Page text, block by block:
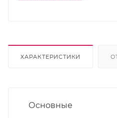
ХАРАКТЕРИСТИКИ
Основные